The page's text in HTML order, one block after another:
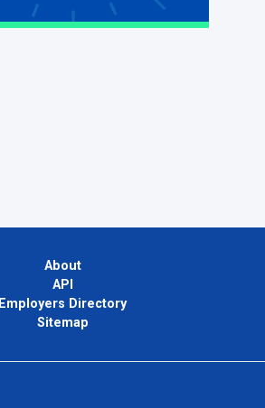
About
API
Employers Directory
Sitemap